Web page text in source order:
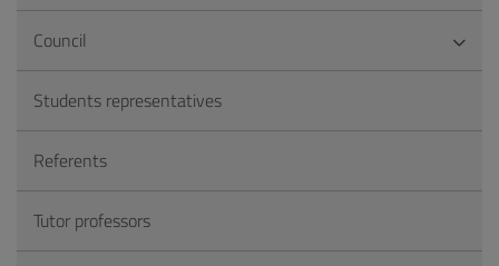
Council
Students representatives
Referents
Tutor professors